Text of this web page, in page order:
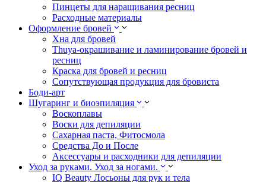
Пинцеты для наращивания ресниц
Расходные материалы
Оформление бровей
Хна для бровей
Thuya-окрашивание и ламинирование бровей и
ресниц
Краска для бровей и ресниц
Сопутствующая продукция для бровиста
Боди-арт
Шугаринг и биоэпиляция
Воскоплавы
Воски для депиляции
Сахарная паста, Фитосмола
Средства До и После
Аксессуары и расходники для депиляции
Уход за руками. Уход за ногами.
IQ Beauty Лосьоны для рук и тела